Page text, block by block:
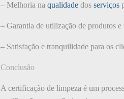
– Melhoria na qualidade dos serviços
– Garantia de utilização de produtos
– Satisfação e tranquilidade para os
Conclusão
A certificação de limpeza é um